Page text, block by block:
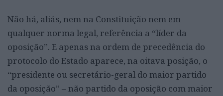
Não há, aliás, nem na Constituição nem em
qualquer norma legal, referência a “líder da
oposição”. E apenas na ordem de precedência do
protocolo do Estado aparece, na oitava posição, o
“presidente ou secretário-geral do maior partido
da oposição” – não partido da oposição com maior